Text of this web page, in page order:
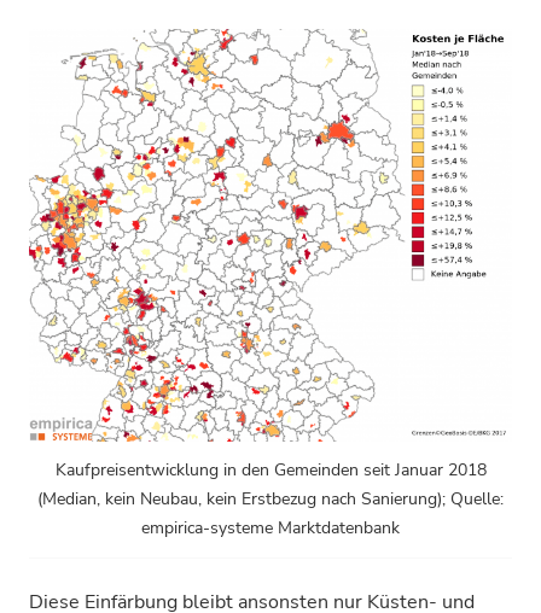
Kaufpreisentwicklung in den Gemeinden seit Januar 2018
(Median, kein Neubau, kein Erstbezug nach Sanierung); Quelle:
empirica-systeme Marktdatenbank
Diese Einfärbung bleibt ansonsten nur Küsten- und